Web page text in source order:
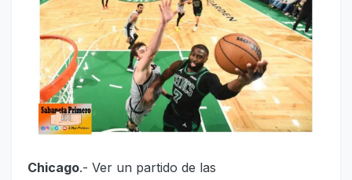
Chicago.- Ver un partido de las